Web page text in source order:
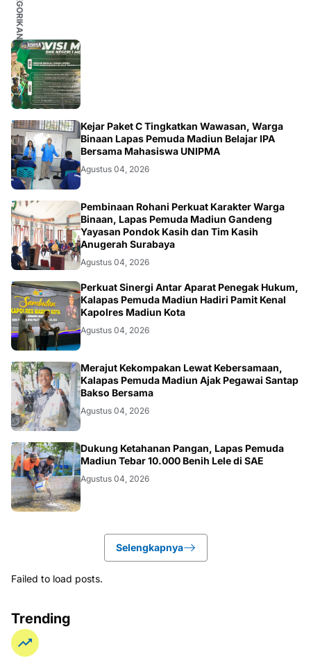
MADIUN
Kejar Paket C Tingkatkan Wawasan, Warga
Binaan Lapas Pemuda Madiun Belajar IPA
Bersama Mahasiswa UNIPMA
Agustus 04, 2026
MADIUN
Pembinaan Rohani Perkuat Karakter Warga
Binaan, Lapas Pemuda Madiun Gandeng
Yayasan Pondok Kasih dan Tim Kasih
Anugerah Surabaya
Agustus 04, 2026
MADIUN
Perkuat Sinergi Antar Aparat Penegak Hukum,
Kalapas Pemuda Madiun Hadiri Pamit Kenal
Kapolres Madiun Kota
Agustus 04, 2026
MADIUN
Merajut Kekompakan Lewat Kebersamaan,
Kalapas Pemuda Madiun Ajak Pegawai Santap
Bakso Bersama
Agustus 04, 2026
MADIUN
Dukung Ketahanan Pangan, Lapas Pemuda
Madiun Tebar 10.000 Benih Lele di SAE
Agustus 04, 2026
Selengkapnya
Failed to load posts.
Trending